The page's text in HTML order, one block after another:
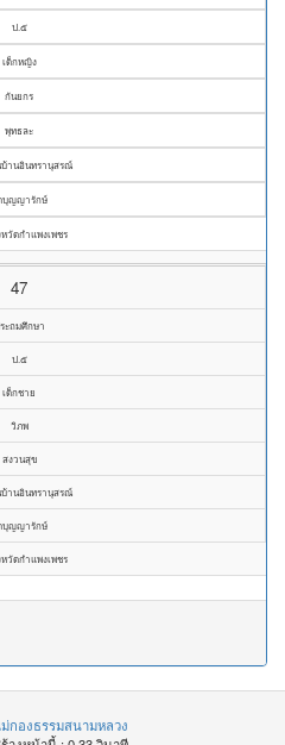
ป.๕
เด็กหญิง
กันยกร
พุทธละ
บ้านอินทรานุสรณ์
บุญญารักษ์
วัดกำแพงเพชร
47
ะถมศึกษา
ป.๕
เด็กชาย
วิภพ
สงวนสุข
บ้านอินทรานุสรณ์
บุญญารักษ์
วัดกำแพงเพชร
กองธรรมสนามหลวง